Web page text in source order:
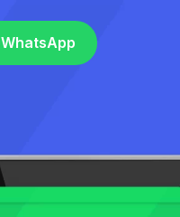
WhatsApp